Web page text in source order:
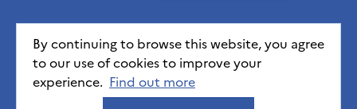
By continuing to browse this website, you agree
to our use of cookies to improve your
experience. Find out more
Institut français, tous droits réservés 2026
Credits Privacy policy CGU